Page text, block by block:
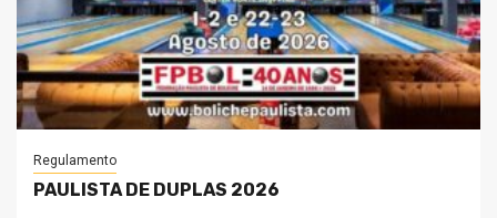
Regulamento
PAULISTA DE DUPLAS 2026